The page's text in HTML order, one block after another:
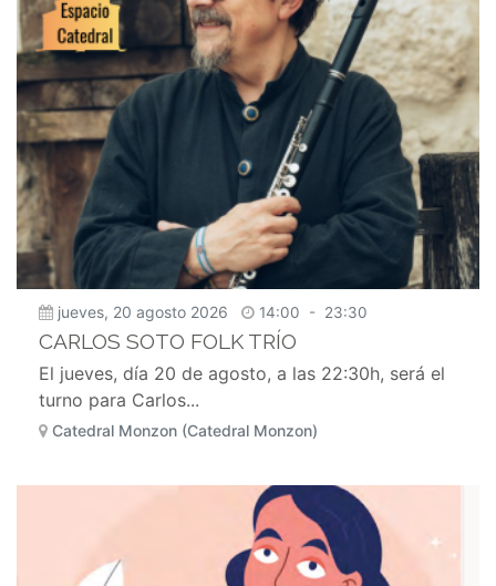
jueves, 20 agosto 2026 14:00 - 23:30
CARLOS SOTO FOLK TRÍO
El jueves, día 20 de agosto, a las 22:30h, será el
turno para Carlos...
Catedral Monzon (Catedral Monzon)